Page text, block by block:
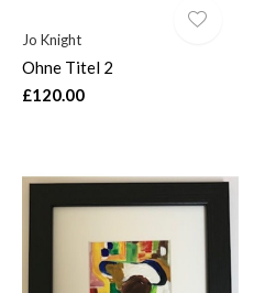
Jo Knight
Ohne Titel 2
£120.00